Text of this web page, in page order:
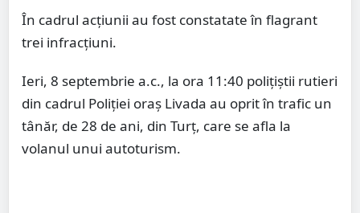
În cadrul acțiunii au fost constatate în flagrant
trei infracțiuni.
Ieri, 8 septembrie a.c., la ora 11:40 polițiștii rutieri
din cadrul Poliției oraș Livada au oprit în trafic un
tânăr, de 28 de ani, din Turț, care se afla la
volanul unui autoturism.